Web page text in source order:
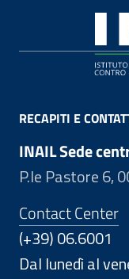
RECAPITI E
INAIL Sede
P.le Pastore 6,
Contact Center
(+39) 06.6001
Dal lunedì al